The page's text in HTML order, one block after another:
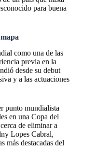
para buena
como una de las
previa en la
desde su debut
y a las actuaciones
punto mundialista
en una Copa del
de eliminar a
Lopes Cabral,
más destacadas del